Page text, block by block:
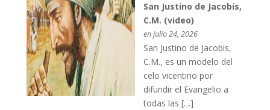
San Justino de Jacobis,
C.M. (video)
en julio 24, 2026
San Justino de Jacobis,
C.M., es un modelo del
celo vicentino por
difundir el Evangelio a
todas las […]